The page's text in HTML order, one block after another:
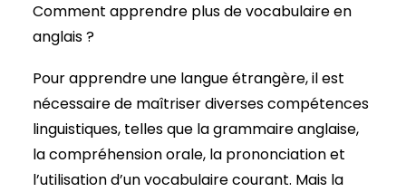
Comment apprendre plus de vocabulaire en
anglais ?
Pour apprendre une langue étrangère, il est
nécessaire de maîtriser diverses compétences
linguistiques, telles que la grammaire anglaise,
la compréhension orale, la prononciation et
l’utilisation d’un vocabulaire courant. Mais la